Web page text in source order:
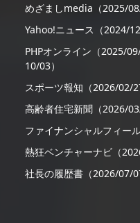
めざましmedia（2025/08/
Yahoo!ニュース（2024/
PHPオンライン（2025/
10/03）
スポーツ報知（2026/02/
高齢者住宅新聞（2026/03/
ファイナンシャルフィー
熱狂ベンチャーナビ（
社長の履歴書（2026/07/